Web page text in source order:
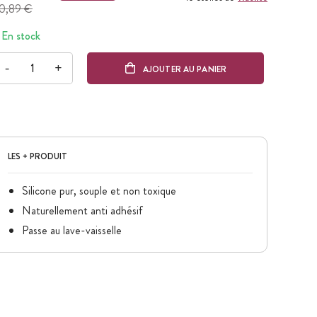
€
En stock
- + AJOUTER AU PANIER
LES + PRODUIT
Silicone pur, souple et non toxique
Naturellement anti adhésif
Passe au lave-vaisselle